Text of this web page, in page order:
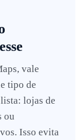
vale
tipo de
lojas de
ou
Isso evita